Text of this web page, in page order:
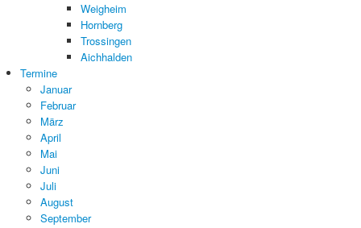
Weigheim
Hornberg
Trossingen
Aichhalden
Termine
Januar
Februar
März
April
Mai
Juni
Juli
August
September